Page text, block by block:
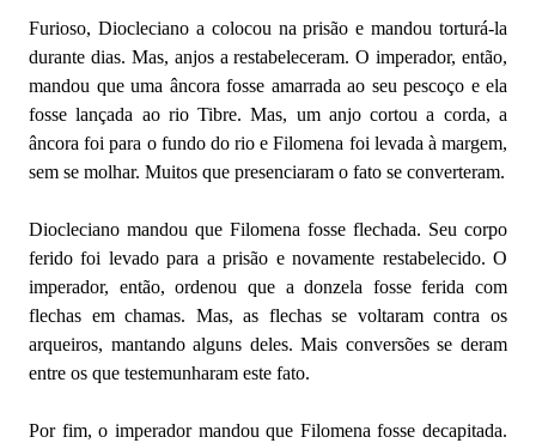
Furioso, Diocleciano a colocou na prisão e mandou torturá-la
durante dias. Mas, anjos a restabeleceram. O imperador, então,
mandou que uma âncora fosse amarrada ao seu pescoço e ela
fosse lançada ao rio Tibre. Mas, um anjo cortou a corda, a
âncora foi para o fundo do rio e Filomena foi levada à margem,
sem se molhar. Muitos que presenciaram o fato se converteram.
Diocleciano mandou que Filomena fosse flechada. Seu corpo
ferido foi levado para a prisão e novamente restabelecido. O
imperador, então, ordenou que a donzela fosse ferida com
flechas em chamas. Mas, as flechas se voltaram contra os
arqueiros, mantando alguns deles. Mais conversões se deram
entre os que testemunharam este fato.
Por fim, o imperador mandou que Filomena fosse decapitada.